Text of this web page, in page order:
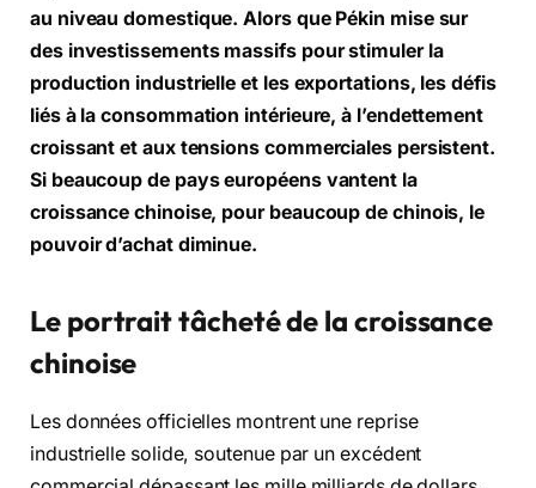
au niveau domestique. Alors que Pékin mise sur
des investissements massifs pour stimuler la
production industrielle et les exportations, les défis
liés à la consommation intérieure, à l’endettement
croissant et aux tensions commerciales persistent.
Si beaucoup de pays européens vantent la
croissance chinoise, pour beaucoup de chinois, le
pouvoir d’achat diminue.
Le portrait tâcheté de la croissance
chinoise
Les données officielles montrent une reprise
industrielle solide, soutenue par un excédent